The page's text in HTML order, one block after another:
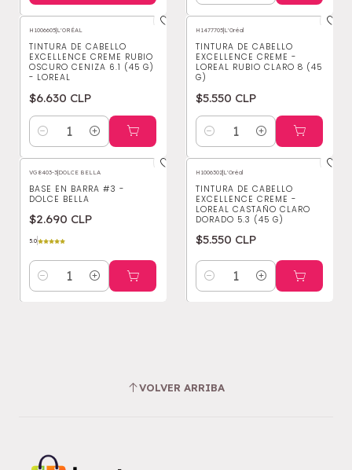
H1006605|L'ORÉAL
TINTURA DE CABELLO
EXCELLENCE CREME RUBIO
OSCURO CENIZA 6.1 (45 G)
- LOREAL
$6.630 CLP
Cantidad
H1477705|L'Oréal
TINTURA DE CABELLO
EXCELLENCE CREME -
LOREAL RUBIO CLARO 8 (45
G)
$5.550 CLP
Cantidad
VG8403-3|DOLCE BELLA
BASE EN BARRA #3 -
DOLCE BELLA
$2.690 CLP
5.0
Cantidad
H1006302|L'Oréal
TINTURA DE CABELLO
EXCELLENCE CREME -
LOREAL CASTAÑO CLARO
DORADO 5.3 (45 G)
$5.550 CLP
Cantidad
VOLVER ARRIBA